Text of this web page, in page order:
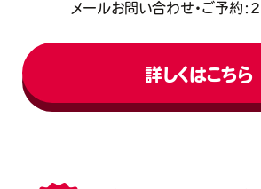
メールお問い合わせ・ご予約
詳しくはこちら